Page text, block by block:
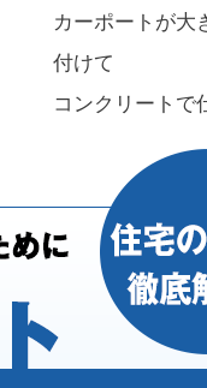
カーポートが大
付けて
コンクリートで